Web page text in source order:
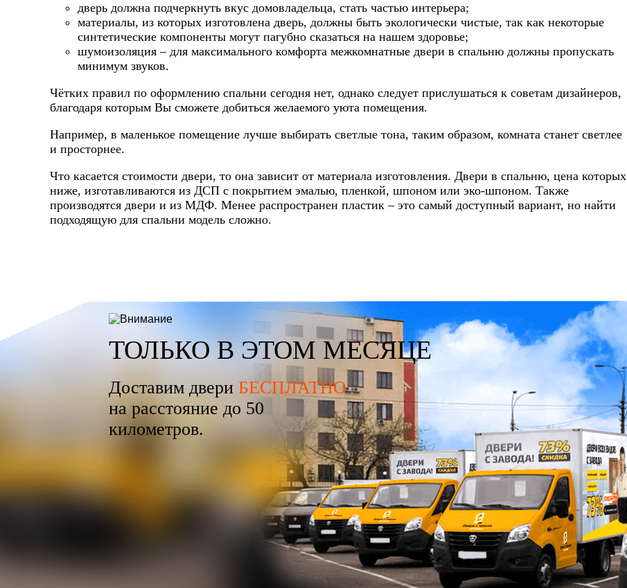
дверь должна подчеркнуть вкус домовладельца, стать частью интерьера;
материалы, из которых изготовлена дверь, должны быть экологически чистые, так как некоторые
синтетические компоненты могут пагубно сказаться на нашем здоровье;
шумоизоляция – для максимального комфорта межкомнатные двери в спальню должны пропускать
минимум звуков.
Чётких правил по оформлению спальни сегодня нет, однако следует прислушаться к советам дизайнеров,
благодаря которым Вы сможете добиться желаемого уюта помещения.
Например, в маленькое помещение лучше выбирать светлые тона, таким образом, комната станет светлее
и просторнее.
Что касается стоимости двери, то она зависит от материала изготовления. Двери в спальню, цена которых
ниже, изготавливаются из ДСП с покрытием эмалью, пленкой, шпоном или эко-шпоном. Также
производятся двери и из МДФ. Менее распространен пластик – это самый доступный вариант, но найти
подходящую для спальни модель сложно.
ТОЛЬКО В ЭТОМ МЕСЯЦЕ
Доставим двери БЕСПЛАТНО
на расстояние до 50
километров.